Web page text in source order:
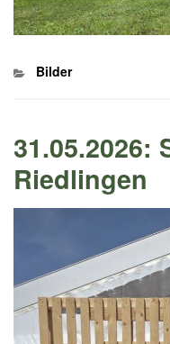
Kategorien
Bilder
31.05.2026:
Riedlingen